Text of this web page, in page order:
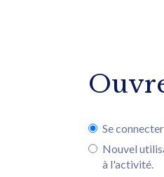
Se connecter
Nouvel
à l'activité.